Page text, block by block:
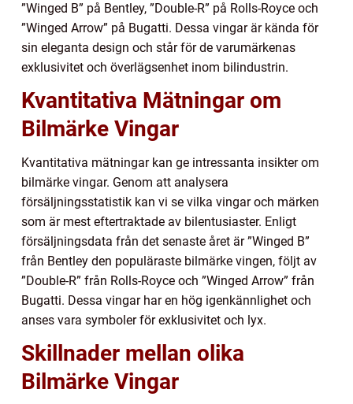
”Winged B” på Bentley, ”Double-R” på Rolls-Royce och
”Winged Arrow” på Bugatti. Dessa vingar är kända för
sin eleganta design och står för de varumärkenas
exklusivitet och överlägsenhet inom bilindustrin.
Kvantitativa Mätningar om
Bilmärke Vingar
Kvantitativa mätningar kan ge intressanta insikter om
bilmärke vingar. Genom att analysera
försäljningsstatistik kan vi se vilka vingar och märken
som är mest eftertraktade av bilentusiaster. Enligt
försäljningsdata från det senaste året är ”Winged B”
från Bentley den populäraste bilmärke vingen, följt av
”Double-R” från Rolls-Royce och ”Winged Arrow” från
Bugatti. Dessa vingar har en hög igenkännlighet och
anses vara symboler för exklusivitet och lyx.
Skillnader mellan olika
Bilmärke Vingar